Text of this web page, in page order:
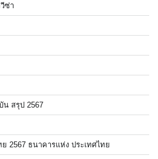
ซ่า
น สรุป 2567
2567 ธนาคารแห่ง ประเทศไทย